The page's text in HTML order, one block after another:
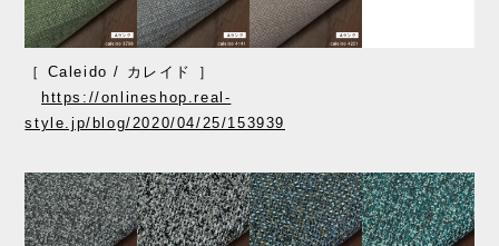
［ Caleido / カレイド ］
https://onlineshop.real-
style.jp/blog/2020/04/25/153939